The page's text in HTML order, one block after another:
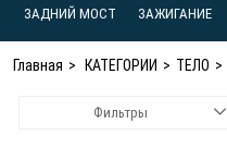
ЗАДНИЙ МОСТ ЗАЖИГАНИЕ
Главная КАТЕГОРИИ ТЕЛО
Фильтры